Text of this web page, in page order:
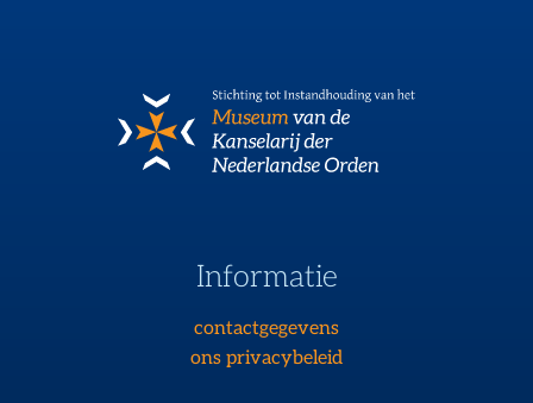
Informatie
contactgegevens
ons privacybeleid